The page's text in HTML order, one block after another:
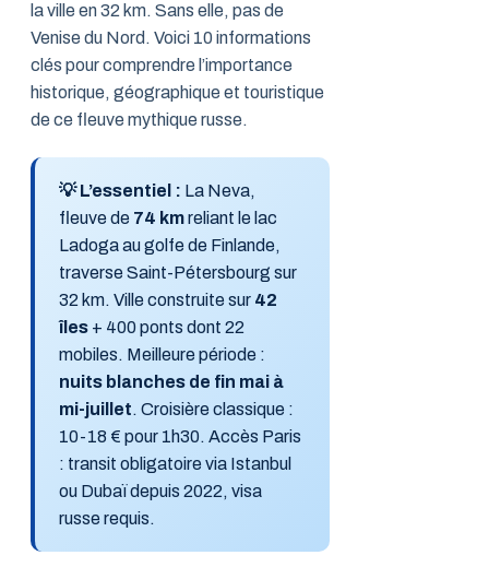
la ville en 32 km. Sans elle, pas de
Venise du Nord. Voici 10 informations
clés pour comprendre l’importance
historique, géographique et touristique
de ce fleuve mythique russe.
💡 L’essentiel : La Neva,
fleuve de 74 kmreliant le lac
Ladoga au golfe de Finlande,
traverse Saint-Pétersbourg sur
32 km. Ville construite sur 42
îles + 400 ponts dont 22
mobiles. Meilleure période :
nuits blanches de fin mai à
mi-juillet. Croisière classique :
10-18 € pour 1h30. Accès Paris
: transit obligatoire via Istanbul
ou Dubaï depuis 2022, visa
russe requis.